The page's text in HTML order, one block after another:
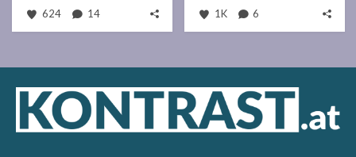
624 14 1K 6